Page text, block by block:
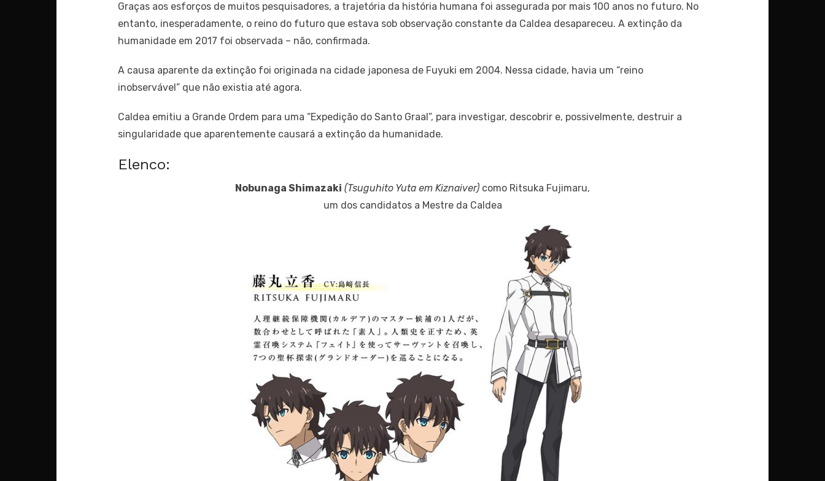
Graças aos esforços de muitos pesquisadores, a trajetória da história humana foi assegurada por mais 100 anos no futuro. No
entanto, inesperadamente, o reino do futuro que estava sob observação constante da Caldea desapareceu. A extinção da
humanidade em 2017 foi observada – não, confirmada.
A causa aparente da extinção foi originada na cidade japonesa de Fuyuki em 2004. Nessa cidade, havia um “reino
inobservável” que não existia até agora.
Caldea emitiu a Grande Ordem para uma “Expedição do Santo Graal”, para investigar, descobrir e, possivelmente, destruir a
singularidade que aparentemente causará a extinção da humanidade.
Elenco:
Nobunaga Shimazaki (Tsuguhito Yuta em Kiznaiver) como Ritsuka Fujimaru,
um dos candidatos a Mestre da Caldea